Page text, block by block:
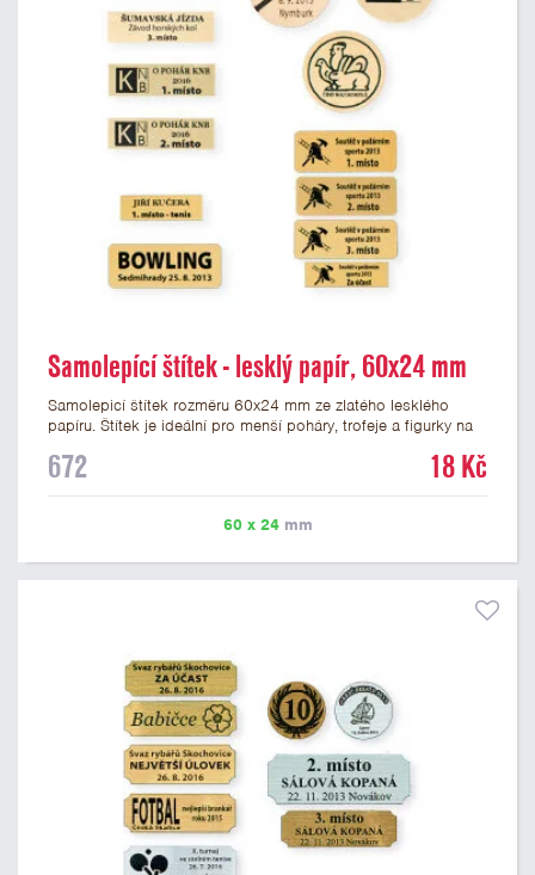
Samolepící štítek - lesklý papír, 60x24 mm
Samolepicí štítek rozměru 60x24 mm ze zlatého lesklého
papíru. Štítek je ideální pro menší poháry, trofeje a figurky na
libovolné logo nebo text. Potisk štítku je zahrnut v ceně. U
výrobu štítku je možné přiložit v prvním kroku objednávky.
672 18 Kč
60 x 24mm